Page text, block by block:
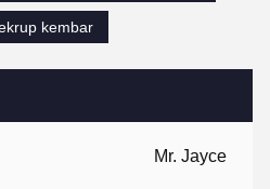
Mr. Jayce
kembar